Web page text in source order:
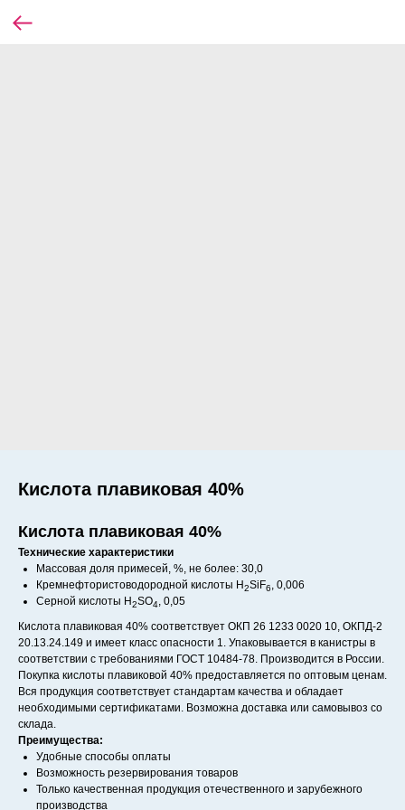
Кислота плавиковая 40%
Кислота плавиковая 40%
Технические характеристики
Массовая доля примесей, %, не более: 30,0
Кремнефтористоводородной кислоты H2SiF6, 0,006
Серной кислоты H2SO4, 0,05
Кислота плавиковая 40% соответствует ОКП 26 1233 0020 10, ОКПД-2
20.13.24.149 и имеет класс опасности 1. Упаковывается в канистры в
соответствии с требованиями ГОСТ 10484-78. Производится в России.
Покупка кислоты плавиковой 40% предоставляется по оптовым ценам.
Вся продукция соответствует стандартам качества и обладает
необходимыми сертификатами. Возможна доставка или самовывоз со
склада.
Преимущества:
Удобные способы оплаты
Возможность резервирования товаров
Только качественная продукция отечественного и зарубежного
производства